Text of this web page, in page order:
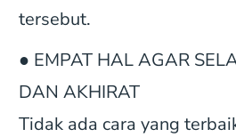
tersebut.
● EMPAT HAL AGAR
DAN AKHIRAT
Tidak ada cara yang